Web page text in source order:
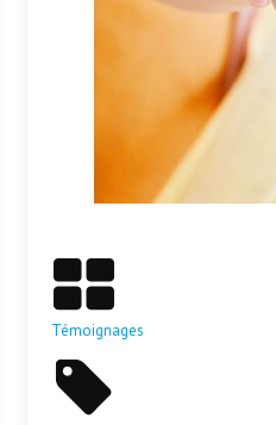
Témoignages